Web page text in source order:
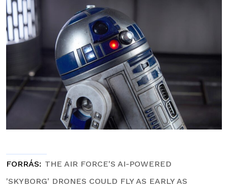
FORRÁS
THE AIR FORCE'S AI-POWERED
'SKYBORG' DRONES COULD FLY AS EARLY AS